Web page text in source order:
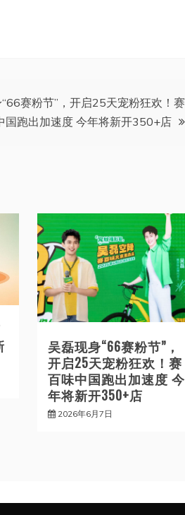
赛粉节”，开启25天宠粉狂欢！赛
国跑出加速度 今年将新开350+店
吴磊现身“66赛粉节”，
开启25天宠粉狂欢！赛
百味中国跑出加速度 今
年将新开350+店
2026年6月7日